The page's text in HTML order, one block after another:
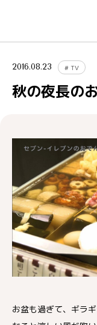
2016.08.23 # TV
秋の夜長の
お盆も過ぎて、ギラ